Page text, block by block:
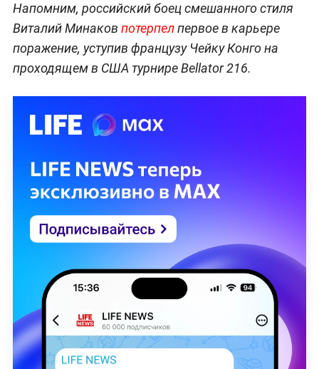
Напомним, российский боец смешанного стиля
Виталий Минаков потерпелпервое в карьере
поражение, уступив французу Чейку Конго на
проходящем в США турнире Bellator 216.